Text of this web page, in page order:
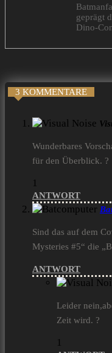
geprägt
Dino-
3 KOMMENTARE
Wunderbares
für den Überblick. ?
1
ANTWORT
Sind das auf dem
Mysteries #5“ die
ANTWORT
Leider
Zeit wird. ?
1